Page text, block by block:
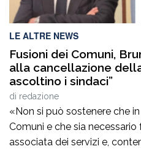
LE ALTRE NEWS
Fusioni dei Comuni,
alla cancellazione
ascoltino i sindaci”
di redazione
«Non si può sostenere che
Comuni e che sia
associata dei servizi e,